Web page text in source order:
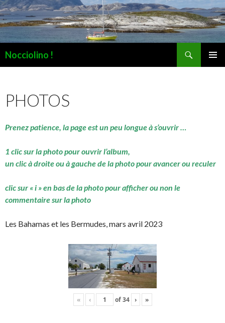
Nocciolino !
PHOTOS
Prenez patience, la page est un peu longue à s’ouvrir …
1 clic sur la photo pour ouvrir l’album,
un clic à droite ou à gauche de la photo pour avancer ou reculer
clic sur « i » en bas de la photo pour afficher ou non le
commentaire sur la photo
Les Bahamas et les Bermudes, mars avril 2023
« ‹ of34 › »